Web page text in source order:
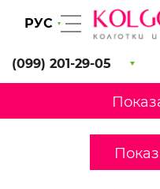
РУС
(099) 201-29-05